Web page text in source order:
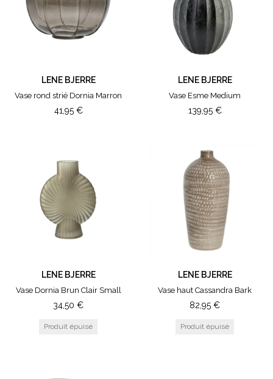
Meraki
Opjet
Sema Design
COULEUR
Small
Medium
LENE BJERRE
Vase rond strié Dornia Marron
41,95 €
LENE BJERRE
Vase Esme Medium
139,95 €
LENE BJERRE
Vase Dornia Brun Clair Small
34,50 €
LENE BJERRE
Vase haut Cassandra Bark
82,95 €